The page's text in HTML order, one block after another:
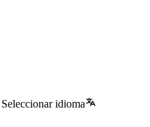
Seleccionar idioma